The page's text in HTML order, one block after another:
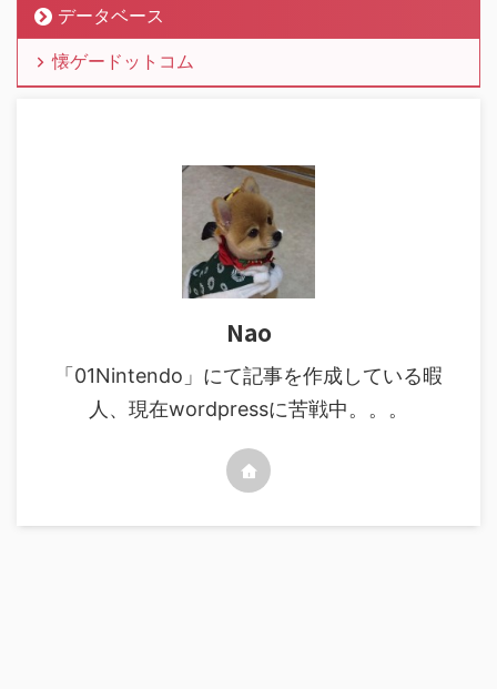
データベース
懐ゲードットコム
Nao
「01Nintendo」にて記事を作成している暇
人、現在wordpressに苦戦中。。。